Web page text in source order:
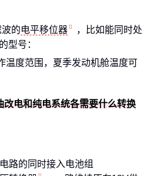
的电平移位器
，比如能同时处
型号：
温度范围，夏季发动机舱温度可
改电和纯电系统各需要什么转换
路的同时接入电池组